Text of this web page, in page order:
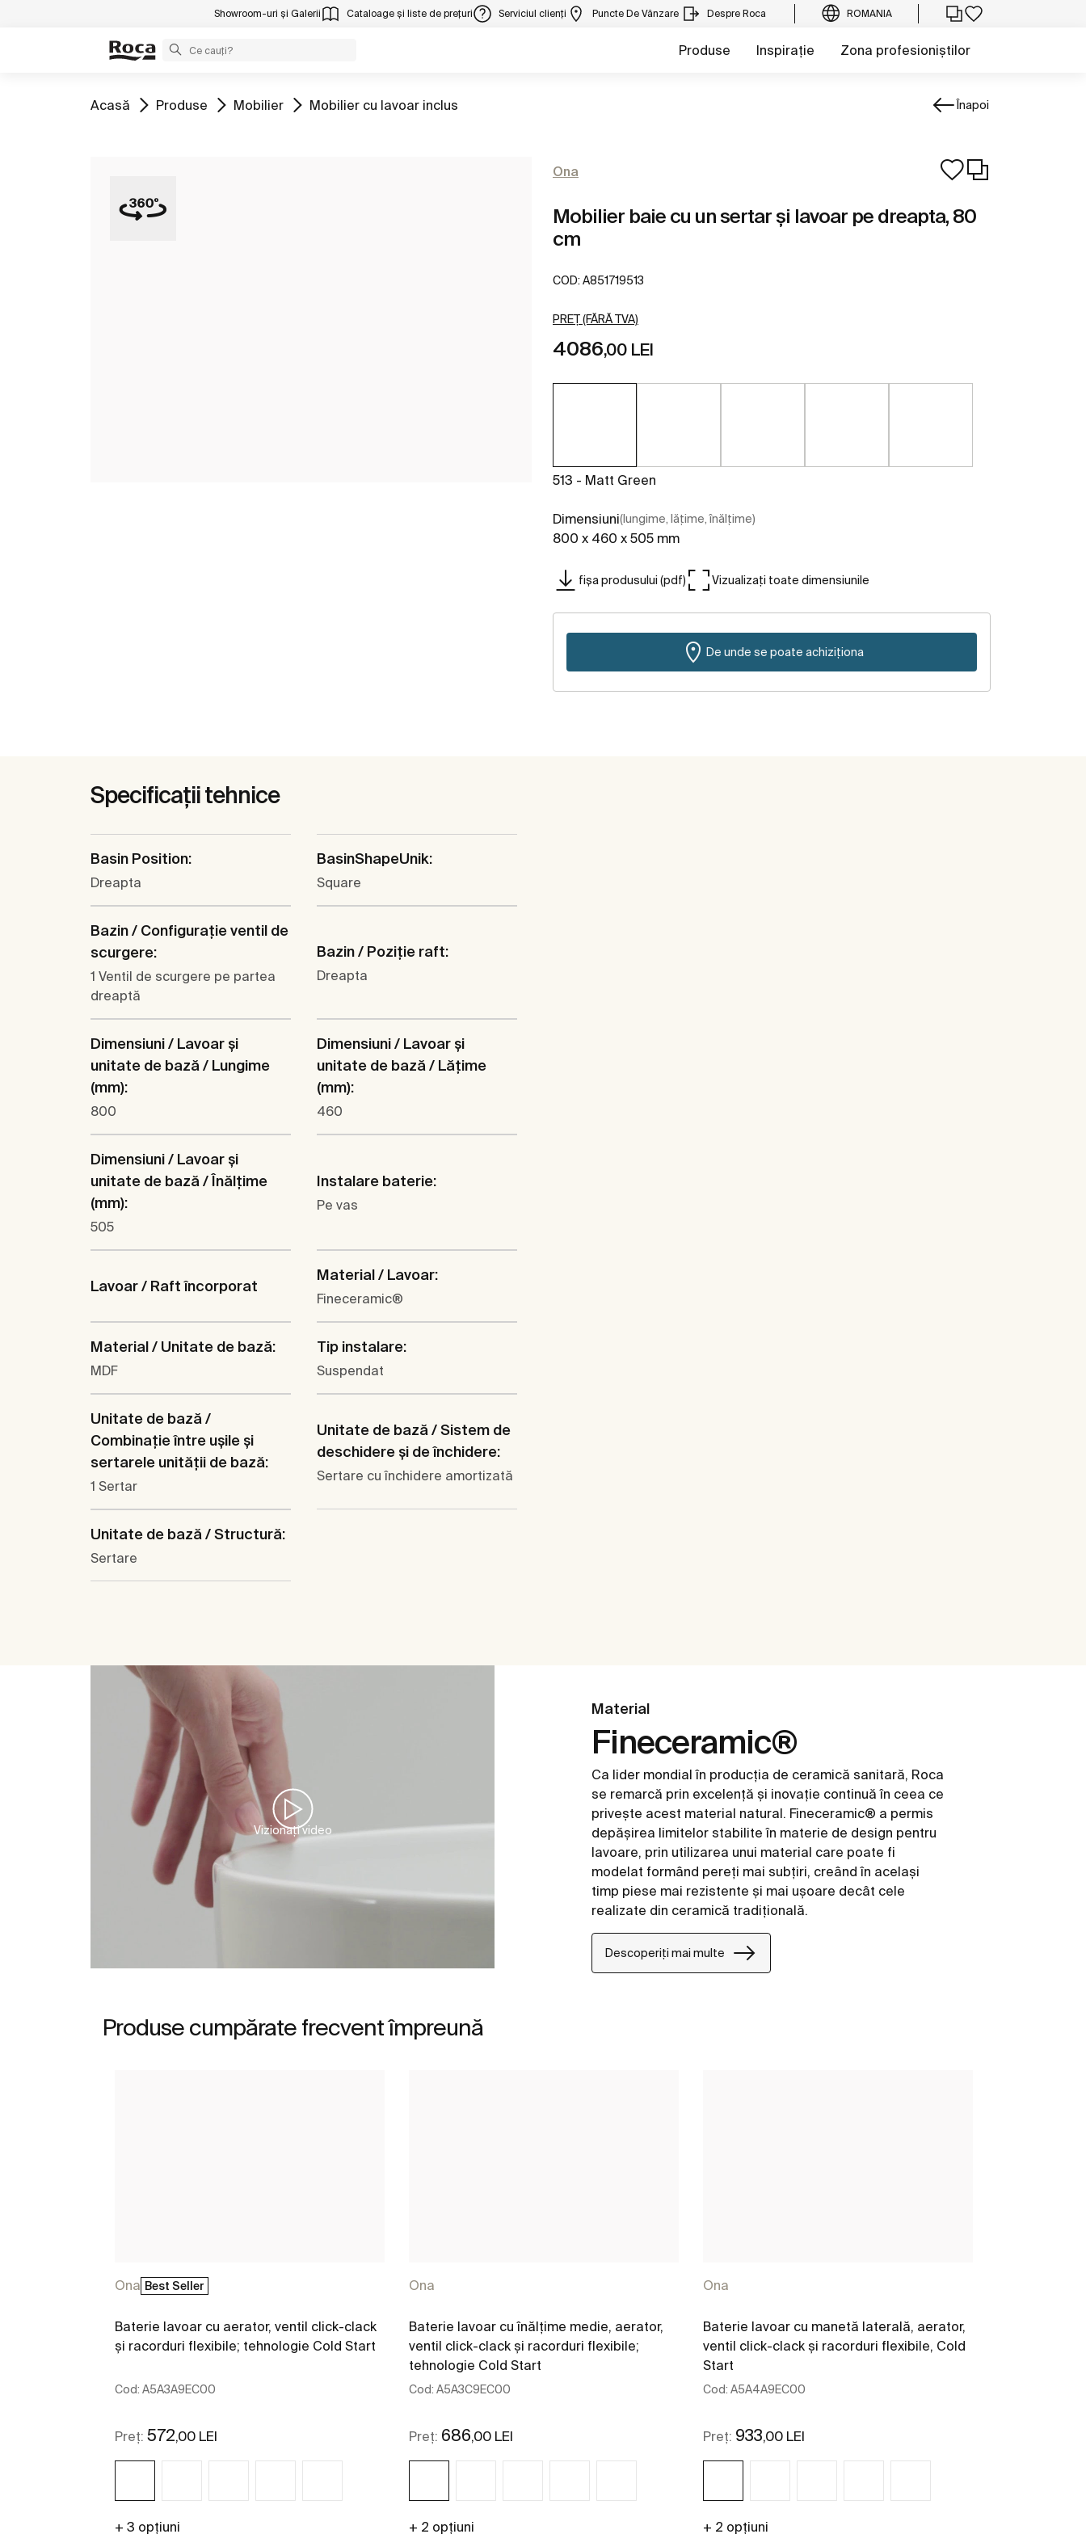
Showroom-uri și Galerii Cataloage și liste de prețuri Serviciul clienți Puncte De Vânzare Despre Roca ROMANIA
Produse Inspirație Zona profesioniștilor
Mergeți la
Acasă Mergeți la
Produse Mergeți la
Mobilier Mergeți la
Mobilier cu lavoar inclus Înapoi
Ona
Mobilier baie cu un sertar și lavoar pe dreapta, 80
cm
COD: A851719513
PREȚ (FĂRĂ TVA)
4086,00 LEI
513 - Matt Green
Dimensiuni(lungime, lățime, înălțime)
800 x 460 x 505 mm
fișa produsului (pdf) Vizualizați toate dimensiunile
De unde se poate achiziționa
Specificații tehnice
Basin Position:
Dreapta
BasinShapeUnik:
Square
Bazin / Configuraţie ventil de
scurgere:
1 Ventil de scurgere pe partea
dreaptă
Bazin / Poziţie raft:
Dreapta
Dimensiuni / Lavoar şi
unitate de bază / Lungime
(mm):
800
Dimensiuni / Lavoar şi
unitate de bază / Lăţime
(mm):
460
Dimensiuni / Lavoar şi
unitate de bază / Înălţime
(mm):
505
Instalare baterie:
Pe vas
Lavoar / Raft încorporat
Material / Lavoar:
Fineceramic®
Material / Unitate de bază:
MDF
Tip instalare:
Suspendat
Unitate de bază /
Combinaţie între uşile şi
sertarele unităţii de bază:
1 Sertar
Unitate de bază / Sistem de
deschidere şi de închidere:
Sertare cu închidere amortizată
Unitate de bază / Structură:
Sertare
Vizionați video
Material
Fineceramic®
Ca lider mondial în producția de ceramică sanitară, Roca
se remarcă prin excelență și inovație continuă în ceea ce
privește acest material natural. Fineceramic® a permis
depășirea limitelor stabilite în materie de design pentru
lavoare, prin utilizarea unui material care poate fi
modelat formând pereți mai subțiri, creând în același
timp piese mai rezistente și mai ușoare decât cele
realizate din ceramică tradițională.
Descoperiți mai multe
Produse cumpărate frecvent împreună
Ona Best Seller
Baterie lavoar cu aerator, ventil click-clack
și racorduri flexibile; tehnologie Cold Start
Cod: A5A3A9EC00
Preț: 572 ,00 LEI
+ 3 opțiuni
Ona
Baterie lavoar cu înălțime medie, aerator,
ventil click-clack și racorduri flexibile;
tehnologie Cold Start
Cod: A5A3C9EC00
Preț: 686 ,00 LEI
+ 2 opțiuni
Ona
Baterie lavoar cu manetă laterală, aerator,
ventil click-clack și racorduri flexibile, Cold
Start
Cod: A5A4A9EC00
Preț: 933 ,00 LEI
+ 2 opțiuni